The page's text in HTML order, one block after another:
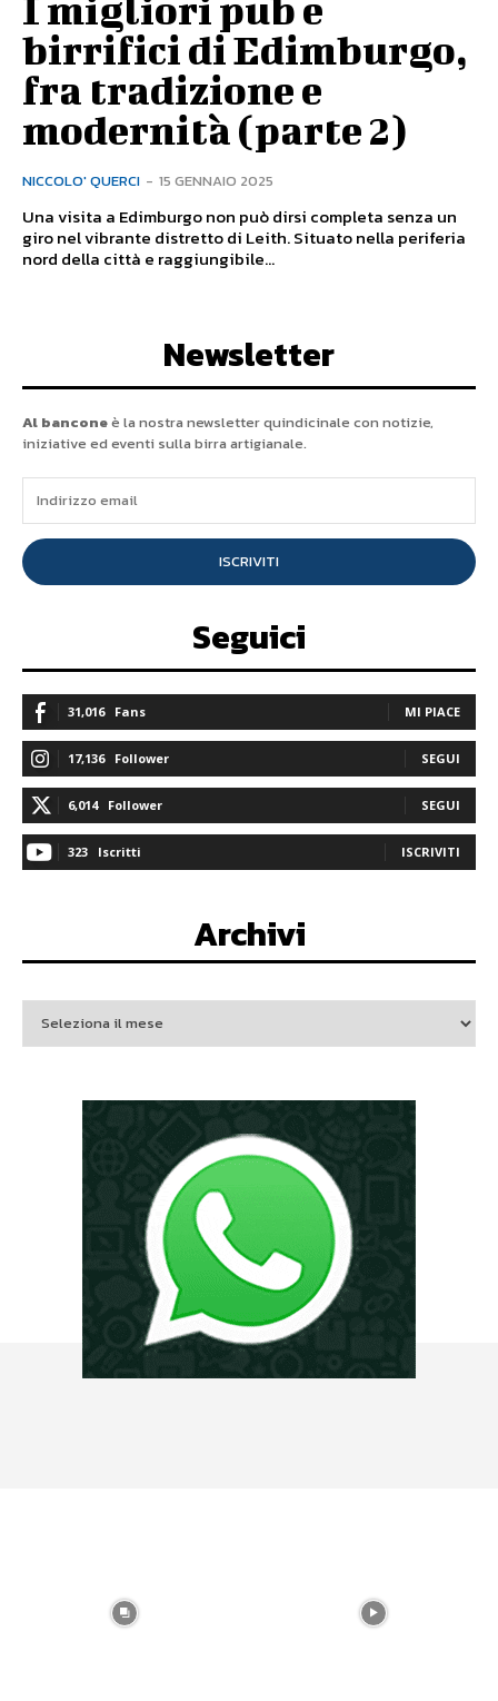
birrifici di Edimburgo,
fra tradizione e
modernità (parte 2)
NICCOLO' QUERCI - 15 GENNAIO 2025
Una visita a Edimburgo non può dirsi completa senza un
giro nel vibrante distretto di Leith. Situato nella periferia
nord della città e raggiungibile...
Newsletter
Al banconeè la nostra newsletter quindicinale con notizie,
iniziative ed eventi sulla birra artigianale.
ISCRIVITI
Seguici
31,016 Fans MI PIACE
17,136 Follower SEGUI
6,014 Follower SEGUI
323 Iscritti ISCRIVITI
Archivi